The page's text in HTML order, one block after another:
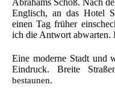
Abrahams Schoß. Nach
Englisch, an das Hotel
einen Tag früher
ich die Antwort abwarten.
Eine moderne Stadt und
Eindruck. Breite
bestaunen.